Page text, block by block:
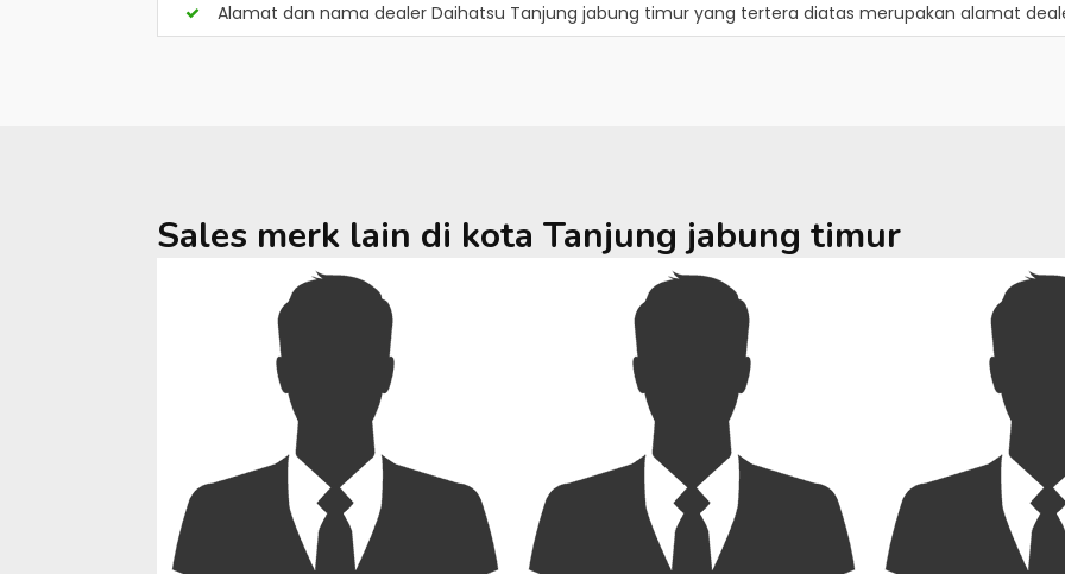
Alamat dan nama dealer Daihatsu Tanjung jabung timur yang tertera diatas merupakan alamat
Sales merk lain di kota Tanjung jabung timur